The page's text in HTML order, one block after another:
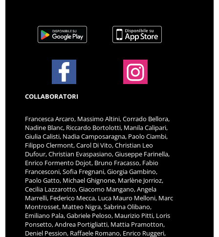
COLLABORATORI
Francesca Arcaro, Massimo Altini, Corrado Bellora,
Nadine Blanc, Riccardo Bortolotti, Manila Calipari,
Giulia Calisti, Nadia Camposaragna, Paolo Ciambi,
Filippo Clermont, Carol Di Vito, Christian Leo
Dufour, Christian Evaspasiano, Giuseppe Farinella,
Enrico Formento Dojot, Bruno Fracasso, Fabio
Francesconi, Sofia Fregnani, Giorgia Gambino,
Paolo Gatto, Michael Ghignone, Marlène Jorrioz,
Cecilia Lazzarotto, Giacomo Mangano, Angela
Marrelli, Federico Mecca, Luca Mauro Melloni, Marc
Montrosset, Matteo Nigra, Sabrina Olibano,
Emiliano Pala, Gabriele Peloso, Maurizio Pitti, Loris
Ponsetto, Andrea Portigliatti, Mattia Pramotton,
Deniel Pession, Raffaele Romano, Enrico Ruggeri,